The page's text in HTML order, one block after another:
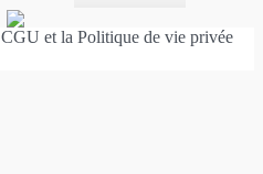
et la Politique de vie privée